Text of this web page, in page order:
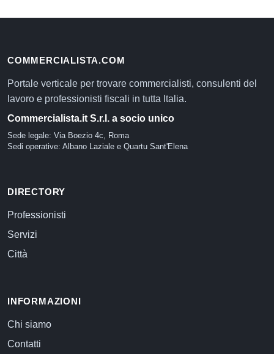
COMMERCIALISTA.COM
Portale verticale per trovare commercialisti, consulenti del
lavoro e professionisti fiscali in tutta Italia.
Commercialista.it S.r.l. a socio unico
Sede legale: Via Boezio 4c, Roma
Sedi operative: Albano Laziale e Quartu Sant'Elena
DIRECTORY
Professionisti
Servizi
Città
INFORMAZIONI
Chi siamo
Contatti